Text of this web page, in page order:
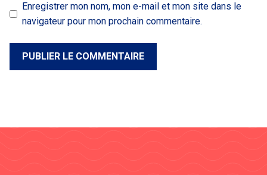
Enregistrer mon nom, mon e-mail et mon site dans le
navigateur pour mon prochain commentaire.